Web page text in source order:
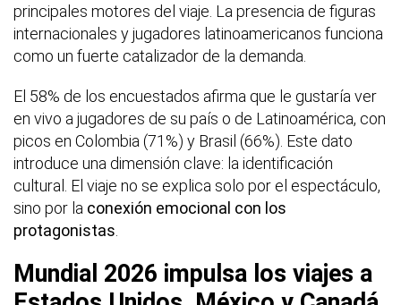
principales motores del viaje. La presencia de figuras
internacionales y jugadores latinoamericanos funciona
como un fuerte catalizador de la demanda.
El 58% de los encuestados afirma que le gustaría ver
en vivo a jugadores de su país o de Latinoamérica, con
picos en Colombia (71%) y Brasil (66%). Este dato
introduce una dimensión clave: la identificación
cultural. El viaje no se explica solo por el espectáculo,
sino por la conexión emocional con los
protagonistas
Mundial 2026 impulsa los viajes a